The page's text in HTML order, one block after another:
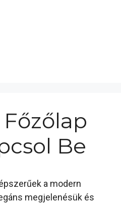
Be
a modern
megjelenésük és